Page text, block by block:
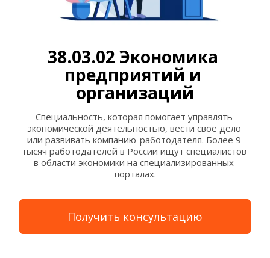
38.03.02 Экономика
предприятий и
организаций
Специальность, которая помогает управлять
экономической деятельностью, вести свое дело
или развивать компанию-работодателя. Более 9
тысяч работодателей в России ищут специалистов
в области экономики на специализированных
порталах.
Получить консультацию